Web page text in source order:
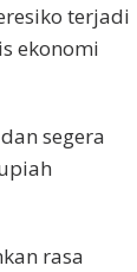
terjadi
ekonomi
segera
rasa